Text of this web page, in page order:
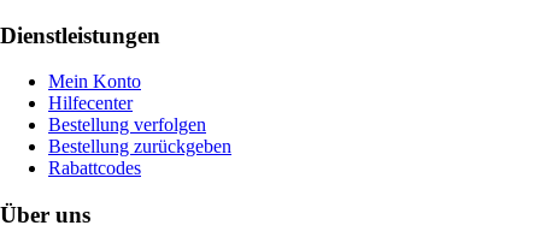
Dienstleistungen
Mein Konto
Hilfecenter
Bestellung verfolgen
Bestellung zurückgeben
Rabattcodes
Über uns